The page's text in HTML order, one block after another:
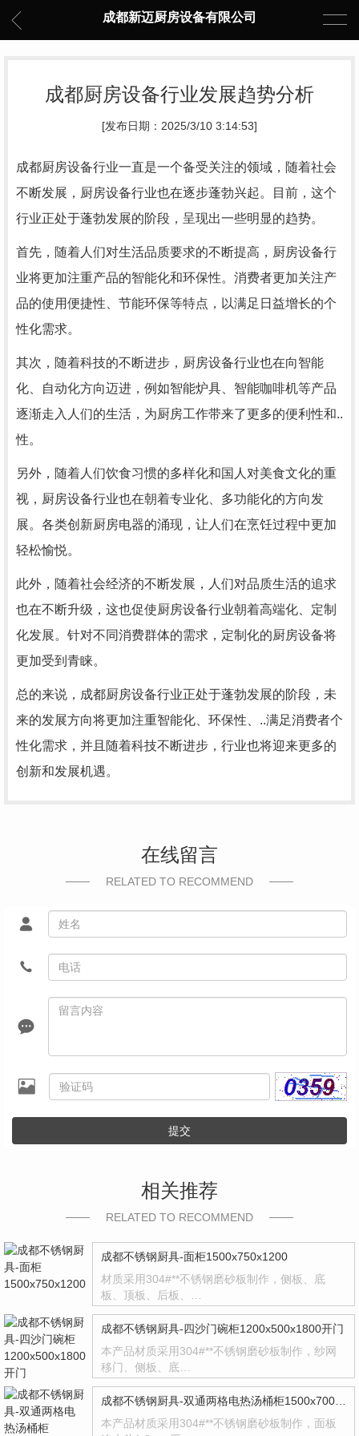
成都新迈厨房设备有限公司
成都厨房设备行业发展趋势分析
[发布日期：2025/3/10 3:14:53]
成都厨房设备行业一直是一个备受关注的领域，随着社会
不断发展，厨房设备行业也在逐步蓬勃兴起。目前，这个
行业正处于蓬勃发展的阶段，呈现出一些明显的趋势。
首先，随着人们对生活品质要求的不断提高，厨房设备行
业将更加注重产品的智能化和环保性。消费者更加关注产
品的使用便捷性、节能环保等特点，以满足日益增长的个
性化需求。
其次，随着科技的不断进步，厨房设备行业也在向智能
化、自动化方向迈进，例如智能炉具、智能咖啡机等产品
逐渐走入人们的生活，为厨房工作带来了更多的便利性和..
性。
另外，随着人们饮食习惯的多样化和国人对美食文化的重
视，厨房设备行业也在朝着专业化、多功能化的方向发
展。各类创新厨房电器的涌现，让人们在烹饪过程中更加
轻松愉悦。
此外，随着社会经济的不断发展，人们对品质生活的追求
也在不断升级，这也促使厨房设备行业朝着高端化、定制
化发展。针对不同消费群体的需求，定制化的厨房设备将
更加受到青睐。
总的来说，成都厨房设备行业正处于蓬勃发展的阶段，未
来的发展方向将更加注重智能化、环保性、..满足消费者个
性化需求，并且随着科技不断进步，行业也将迎来更多的
创新和发展机遇。
在线留言
RELATED TO RECOMMEND
提交
相关推荐
RELATED TO RECOMMEND
成都不锈钢厨具-面柜1500x750x1200
材质采用304#**不锈钢磨砂板制作，侧板、底
板、顶板、后板、…
成都不锈钢厨具-四沙门碗柜1200x500x1800开门
本产品材质采用304#**不锈钢磨砂板制作，纱网
移门、侧板、底…
本产品材质采用304#**不锈钢磨砂板制作，面板